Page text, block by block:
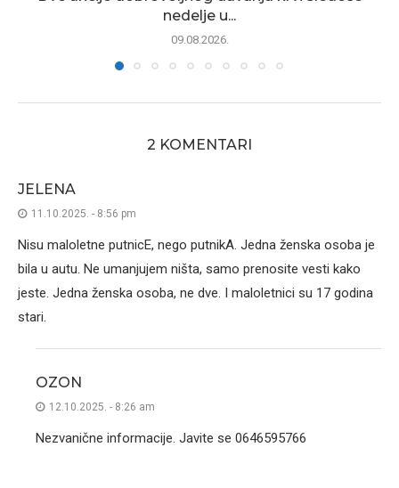
nedelje u...
09.08.2026.
2 KOMENTARI
JELENA
11.10.2025. - 8:56 pm
Nisu maloletne putnicE, nego putnikA. Jedna ženska osoba je
bila u autu. Ne umanjujem ništa, samo prenosite vesti kako
jeste. Jedna ženska osoba, ne dve. I maloletnici su 17 godina
stari.
OZON
12.10.2025. - 8:26 am
Nezvanične informacije. Javite se 0646595766